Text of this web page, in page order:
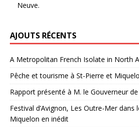
Neuve.
AJOUTS RÉCENTS
A Metropolitan French Isolate in North
Pêche et tourisme à St-Pierre et
Rapport présenté à M. le Gouverneur
Festival d’Avignon, Les Outre-Mer dans
Miquelon en inédit